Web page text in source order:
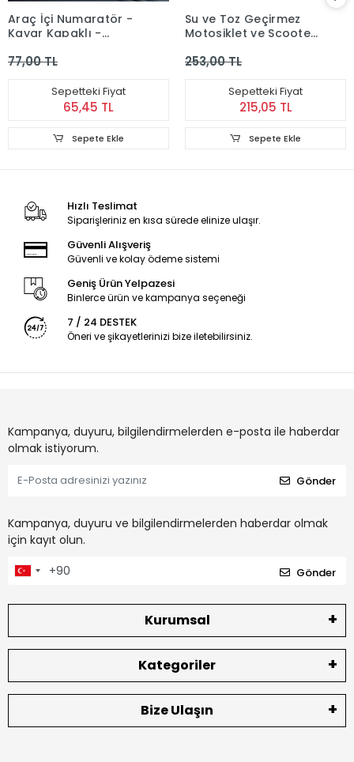
Araç İçi Numaratör -
Kayar Kapaklı -
77,00 TL
Sepetteki Fiyat
65,45 TL
Sepete Ekle
Su ve Toz Geçirmez
Motosiklet ve Scooter
180x120 cm
253,00 TL
Sepetteki Fiyat
215,05 TL
Sepete Ekle
Hızlı Teslimat
Siparişleriniz en kısa sürede elinize ulaşır.
Güvenli Alışveriş
Güvenli ve kolay ödeme sistemi
Geniş Ürün Yelpazesi
Binlerce ürün ve kampanya seçeneği
7 / 24 DESTEK
Öneri ve şikayetlerinizi bize iletebilirsiniz.
Kampanya, duyuru, bilgilendirmelerden e-posta ile haberdar
olmak istiyorum.
Gönder
Kampanya, duyuru ve bilgilendirmelerden haberdar olmak
için kayıt olun.
Gönder
Kurumsal
Kategoriler
Bize Ulaşın